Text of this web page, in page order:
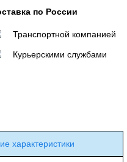
по России
Транспортной компанией
Курьерскими службами
характеристики